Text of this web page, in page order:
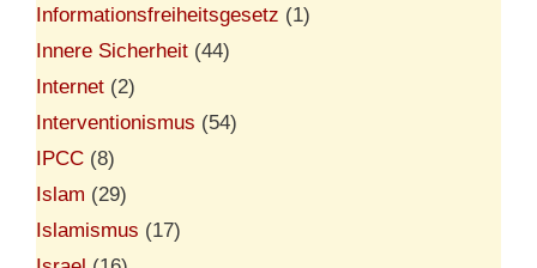
Informationsfreiheitsgesetz (1)
Innere Sicherheit (44)
Internet (2)
Interventionismus (54)
IPCC (8)
Islam (29)
Islamismus (17)